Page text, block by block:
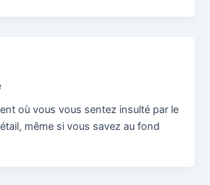
où vous vous sentez insulté par le
même si vous savez au fond